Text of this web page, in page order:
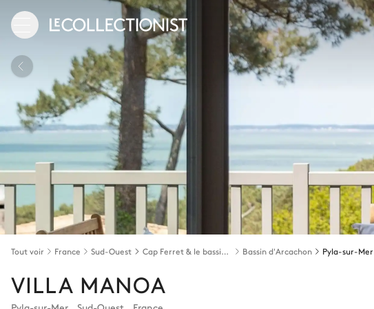
Tout voir France Sud-Ouest Cap Ferret & le bassin d'Arcachon Bassin d'Arcachon Pyla-sur-Mer
VILLA MANOA